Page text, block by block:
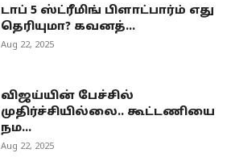
டாப் 5 ஸ்ட்ரீமிங் பிளாட்பார்ம் எது
தெரியுமா? கவனத்...
Aug 22, 2025
விஜய்யின் பேச்சில்
முதிர்ச்சியில்லை.. கூட்டணியை
நம...
Aug 22, 2025